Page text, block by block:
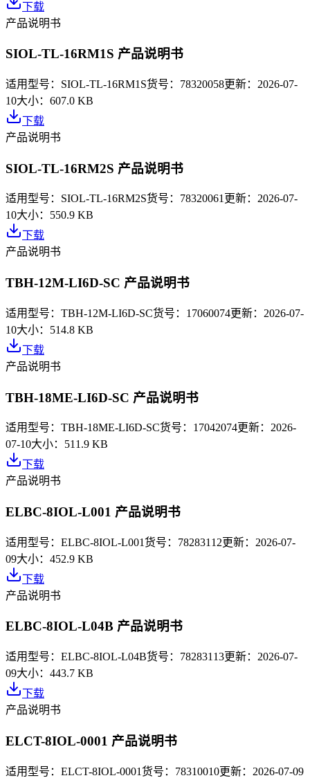
下载
产品说明书
SIOL-TL-16RM1S 产品说明书
适用型号： SIOL-TL-16RM1S货号： 78320058更新： 2026-07-
10大小： 607.0 KB
下载
产品说明书
SIOL-TL-16RM2S 产品说明书
适用型号： SIOL-TL-16RM2S货号： 78320061 更新： 2026-07-
10大小： 550.9 KB
下载
产品说明书
TBH-12M-LI6D-SC 产品说明书
适用型号： TBH-12M-LI6D-SC货号： 17060074更新： 2026-07-
10大小： 514.8 KB
下载
产品说明书
TBH-18ME-LI6D-SC 产品说明书
适用型号： TBH-18ME-LI6D-SC货号： 17042074更新： 2026-
07-10大小： 511.9 KB
下载
产品说明书
ELBC-8IOL-L001 产品说明书
适用型号： ELBC-8IOL-L001货号： 78283112更新： 2026-07-
09大小： 452.9 KB
下载
产品说明书
ELBC-8IOL-L04B 产品说明书
适用型号： ELBC-8IOL-L04B货号： 78283113更新： 2026-07-
09大小： 443.7 KB
下载
产品说明书
ELCT-8IOL-0001 产品说明书
适用型号： ELCT-8IOL-0001货号： 78310010更新： 2026-07-09